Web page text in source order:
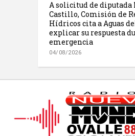
A solicitud de
Castillo, Comisión de
Hídricos cita a Aguas
explicar su respuesta
emergencia
04/08/2026